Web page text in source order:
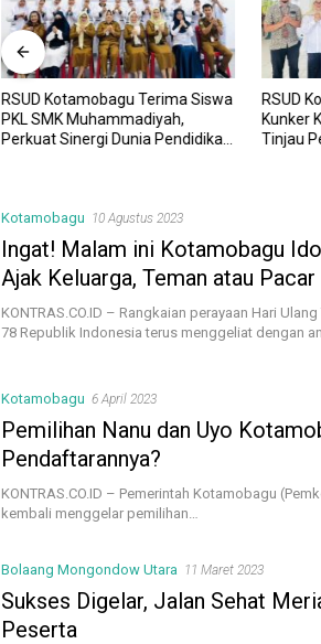
RSUD Kotamobagu Terima Siswa
PKL SMK Muhammadiyah,
Perkuat Sinergi Dunia Pendidikan
RSUD
Kunker
Tinjau
Kotamobagu 10 Agustus 2023
Ingat! Malam ini Kotamobagu
Ajak Keluarga, Teman atau
Langsung
KONTRAS.CO.ID – Rangkaian perayaan Hari
78 Republik Indonesia terus menggeliat dengan
Kotamobagu 6 April 2023
Pemilihan Nanu dan Uyo
Pendaftarannya?
KONTRAS.CO.ID – Pemerintah Kotamobagu
kembali menggelar pemilihan…
Bolaang Mongondow Utara 11 Maret 2023
Sukses Digelar, Jalan Sehat
Peserta